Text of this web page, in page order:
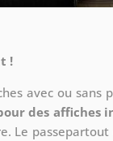
!
avec ou sans
des affiches
Le